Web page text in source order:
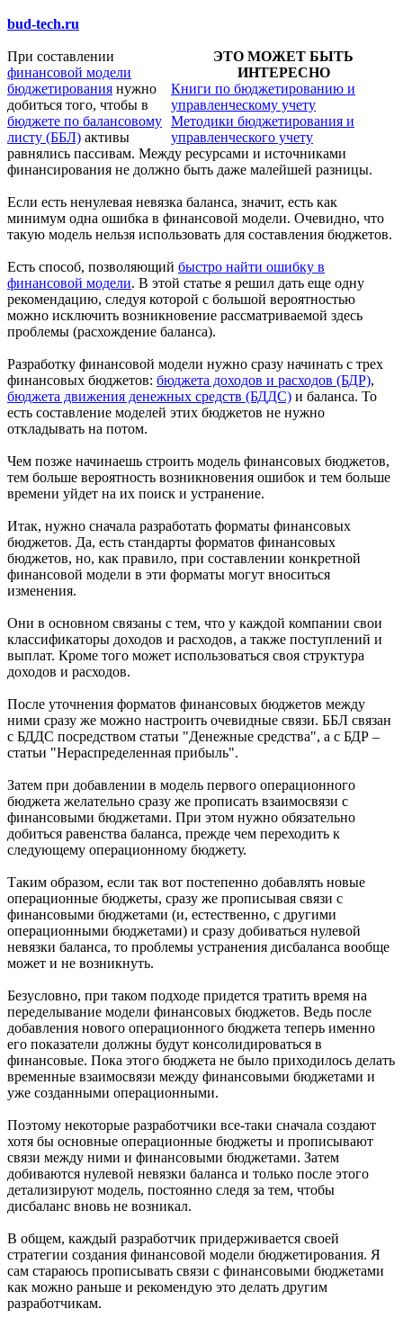
bud-tech.ru
ЭТО МОЖЕТ БЫТЬ
ИНТЕРЕСНО
Книги по бюджетированию и
управленческому учету
Методики бюджетирования и
управленческого учету
При составлении
финансовой модели
бюджетирования нужно
добиться того, чтобы в
бюджете по балансовому
листу (ББЛ) активы
равнялись пассивам. Между ресурсами и источниками
финансирования не должно быть даже малейшей разницы.
Если есть ненулевая невязка баланса, значит, есть как
минимум одна ошибка в финансовой модели. Очевидно, что
такую модель нельзя использовать для составления бюджетов.
Есть способ, позволяющий быстро найти ошибку в
финансовой модели. В этой статье я решил дать еще одну
рекомендацию, следуя которой с большой вероятностью
можно исключить возникновение рассматриваемой здесь
проблемы (расхождение баланса).
Разработку финансовой модели нужно сразу начинать с трех
финансовых бюджетов: бюджета доходов и расходов (БДР),
бюджета движения денежных средств (БДДС) и баланса. То
есть составление моделей этих бюджетов не нужно
откладывать на потом.
Чем позже начинаешь строить модель финансовых бюджетов,
тем больше вероятность возникновения ошибок и тем больше
времени уйдет на их поиск и устранение.
Итак, нужно сначала разработать форматы финансовых
бюджетов. Да, есть стандарты форматов финансовых
бюджетов, но, как правило, при составлении конкретной
финансовой модели в эти форматы могут вноситься
изменения.
Они в основном связаны с тем, что у каждой компании свои
классификаторы доходов и расходов, а также поступлений и
выплат. Кроме того может использоваться своя структура
доходов и расходов.
После уточнения форматов финансовых бюджетов между
ними сразу же можно настроить очевидные связи. ББЛ связан
с БДДС посредством статьи "Денежные средства", а с БДР –
статьи "Нераспределенная прибыль".
Затем при добавлении в модель первого операционного
бюджета желательно сразу же прописать взаимосвязи с
финансовыми бюджетами. При этом нужно обязательно
добиться равенства баланса, прежде чем переходить к
следующему операционному бюджету.
Таким образом, если так вот постепенно добавлять новые
операционные бюджеты, сразу же прописывая связи с
финансовыми бюджетами (и, естественно, с другими
операционными бюджетами) и сразу добиваться нулевой
невязки баланса, то проблемы устранения дисбаланса вообще
может и не возникнуть.
Безусловно, при таком подходе придется тратить время на
переделывание модели финансовых бюджетов. Ведь после
добавления нового операционного бюджета теперь именно
его показатели должны будут консолидироваться в
финансовые. Пока этого бюджета не было приходилось делать
временные взаимосвязи между финансовыми бюджетами и
уже созданными операционными.
Поэтому некоторые разработчики все-таки сначала создают
хотя бы основные операционные бюджеты и прописывают
связи между ними и финансовыми бюджетами. Затем
добиваются нулевой невязки баланса и только после этого
детализируют модель, постоянно следя за тем, чтобы
дисбаланс вновь не возникал.
В общем, каждый разработчик придерживается своей
стратегии создания финансовой модели бюджетирования. Я
сам стараюсь прописывать связи с финансовыми бюджетами
как можно раньше и рекомендую это делать другим
разработчикам.